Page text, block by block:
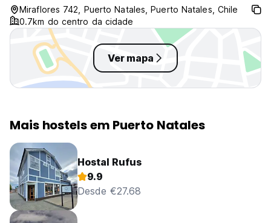
Miraflores 742, Puerto Natales, Puerto Natales, Chile
0.7km do centro da cidade
Ver mapa
Mais hostels em Puerto Natales
Hostal Rufus
9.9
Desde €27.68